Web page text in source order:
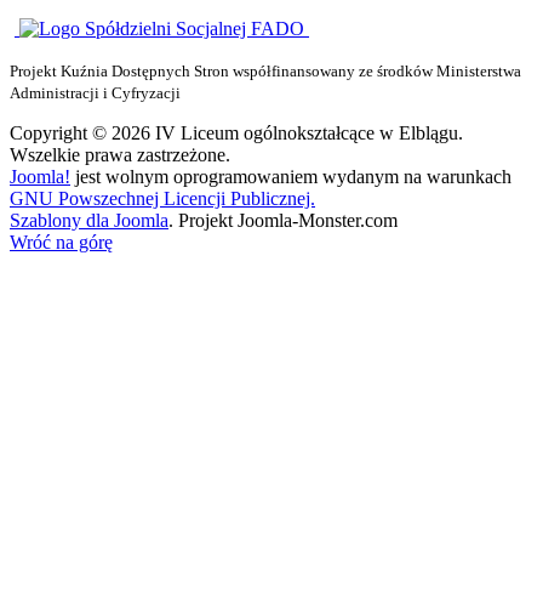
Projekt Kuźnia Dostępnych Stron współfinansowany ze środków Ministerstwa
Administracji i Cyfryzacji
Copyright © 2026 IV Liceum ogólnokształcące w Elblągu.
Wszelkie prawa zastrzeżone.
Joomla! jest wolnym oprogramowaniem wydanym na warunkach
GNU Powszechnej Licencji Publicznej.
Szablony dla Joomla. Projekt Joomla-Monster.com
Wróć na górę